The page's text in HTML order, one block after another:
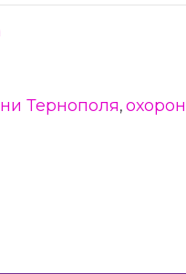
Тернополя,